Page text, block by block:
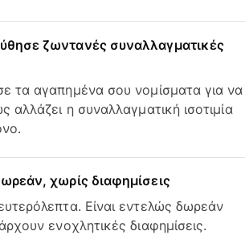
ζωντανές συναλλαγματικές
τα αγαπημένα σου νομίσματα για να
αλλάζει η συναλλαγματική ισοτιμία
χωρίς διαφημίσεις
Είναι εντελώς δωρεάν
ενοχλητικές διαφημίσεις.